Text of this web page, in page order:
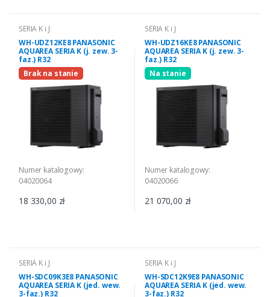
SERIA K i J
WH-UDZ12KE8 PANASONIC
AQUAREA SERIA K (j. zew. 3-
faz.) R32
Brak na stanie
Numer katalogowy:
04020064
18 330,00 zł
SERIA K i J
WH-UDZ16KE8 PANASONIC
AQUAREA SERIA K (j. zew. 3-
faz.) R32
Na stanie
Numer katalogowy:
04020066
21 070,00 zł
SERIA K i J
WH-SDC09K3E8 PANASONIC
AQUAREA SERIA K (jed. wew.
3-faz.) R32
SERIA K i J
WH-SDC12K9E8 PANASONIC
AQUAREA SERIA K (jed. wew.
3-faz.) R32